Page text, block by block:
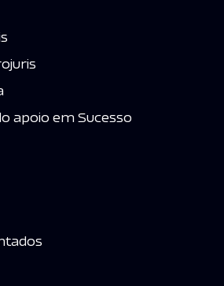
apoio em Sucesso